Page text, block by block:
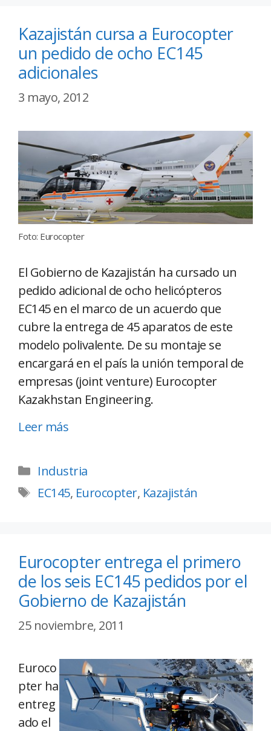
Kazajistán cursa a Eurocopter
un pedido de ocho EC145
adicionales
3 mayo, 2012
Foto: Eurocopter
El Gobierno de Kazajistán ha cursado un
pedido adicional de ocho helicópteros
EC145 en el marco de un acuerdo que
cubre la entrega de 45 aparatos de este
modelo polivalente. De su montaje se
encargará en el país la unión temporal de
empresas (joint venture) Eurocopter
Kazakhstan Engineering.
Leer más
Industria
EC145, Eurocopter, Kazajistán
Eurocopter entrega el primero
de los seis EC145 pedidos por el
Gobierno de Kazajistán
25 noviembre, 2011
Euroco
pter ha
entreg
ado el